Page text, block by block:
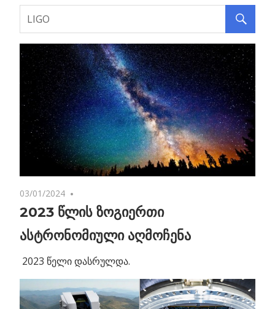
03/01/2024
2023 წლის ზოგიერთი
ასტრონომიული აღმოჩენა
2023 წელი დასრულდა.